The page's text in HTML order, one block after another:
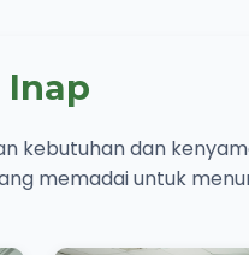
Inap
kebutuhan dan
memadai untuk